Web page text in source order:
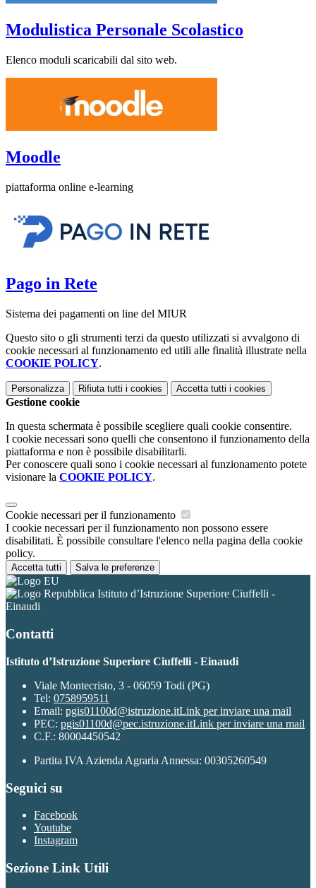
Modulistica Personale Scolastico
Elenco moduli scaricabili dal sito web.
Moodle
piattaforma online e-learning
Pago in Rete
Sistema dei pagamenti on line del MIUR
Questo sito o gli strumenti terzi da questo utilizzati si avvalgono di
cookie necessari al funzionamento ed utili alle finalità illustrate nella
COOKIE POLICY.
Personalizza Rifiuta tutti i cookies Accetta tutti i cookies
Gestione cookie
In questa schermata è possibile scegliere quali cookie consentire.
I cookie necessari sono quelli che consentono il funzionamento della
piattaforma e non è possibile disabilitarli.
Per conoscere quali sono i cookie necessari al funzionamento potete
visionare la COOKIE POLICY.
Cookie necessari per il funzionamento
I cookie necessari per il funzionamento non possono essere
disabilitati. È possibile consultare l'elenco nella pagina della cookie
policy.
Accetta tutti Salva le preferenze
Istituto d’Istruzione Superiore Ciuffelli -
Einaudi
Contatti
Istituto d’Istruzione Superiore Ciuffelli - Einaudi
Viale Montecristo, 3 - 06059 Todi (PG)
Tel: 0758959511
Email: pgis01100d@istruzione.itLink per inviare una mail
PEC: pgis01100d@pec.istruzione.itLink per inviare una mail
C.F.: 80004450542
Partita IVA Azienda Agraria Annessa: 00305260549
Seguici su
Facebook
Youtube
Instagram
Sezione Link Utili